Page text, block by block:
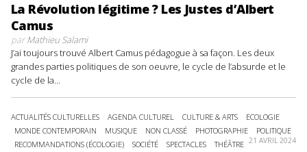
La Révolution légitime ? Les Justes d’Albert
Camus
parMathieu Salami
J’ai toujours trouvé Albert Camus pédagogue à sa façon. Les deux
grandes parties politiques de son oeuvre, le cycle de l’absurde et le
cycle de la...
ACTUALITÉS CULTURELLES AGENDA CULTUREL CULTURE & ARTS
ECOLOGIE
MONDE CONTEMPORAIN
MUSIQUE NON CLASSÉ PHOTOGRAPHIE
POLITIQUE
RECOMMANDATIONS (ÉCOLOGIE)
SOCIÉTÉ SPECTACLES THÉÂTRE 21 AVRIL 2024